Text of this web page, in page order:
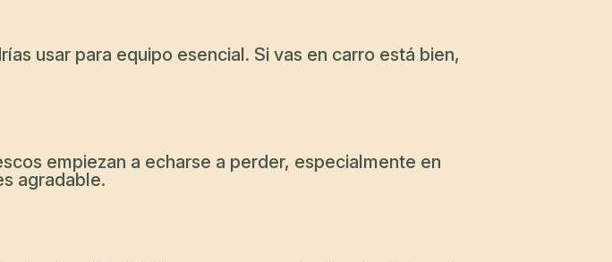
usar para equipo esencial. Si vas en carro está bien,
empiezan a echarse a perder, especialmente en
agradable.